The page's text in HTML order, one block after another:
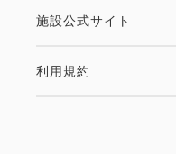
施設公式サイト
利用規約